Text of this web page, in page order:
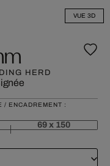
VUE 3D
HERD
/ ENCADREMENT :
69 x 150